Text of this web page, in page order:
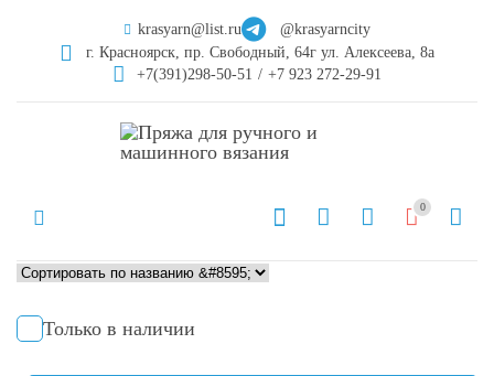
krasyarn@list.ru
@krasyarncity
г. Красноярск, пр. Свободный, 64г ул. Алексеева, 8а
+7(391)298-50-51 / +7 923 272-29-91
0
Только в наличии